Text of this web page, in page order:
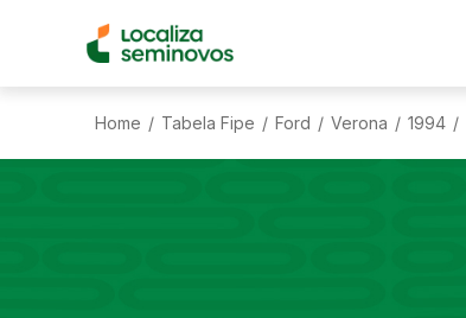
Home / Tabela Fipe / Ford / Verona / 1994 /